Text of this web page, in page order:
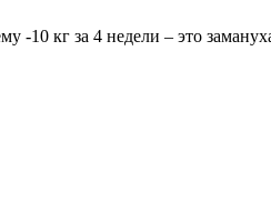
-10 кг за 4 недели – это